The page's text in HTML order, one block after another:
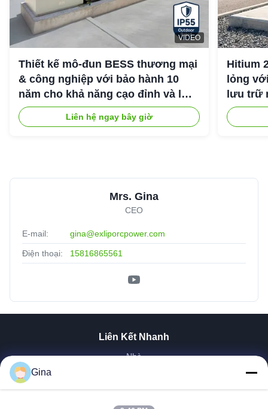
VIDEO
Thiết kế mô-đun BESS thương mại
& công nghiệp với bảo hành 10
năm cho khả năng cạo đỉnh và lưu
trữ năng lượng công nghiệp
Liên hệ ngay bây giờ
Hitium
lỏng
lưu trữ
Mrs. Gina
CEO
E-mail: gina@exliporcpower.com
Điện thoại: 15816865561
Liên Kết Nhanh
Nhà
Sản Phẩm
Gina